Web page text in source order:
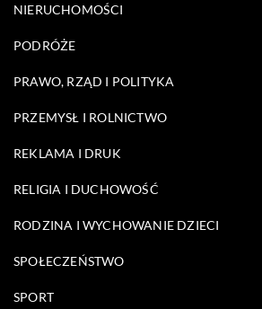
NIERUCHOMOŚCI
PODRÓŻE
PRAWO, RZĄD I POLITYKA
PRZEMYSŁ I ROLNICTWO
REKLAMA I DRUK
RELIGIA I DUCHOWOŚĆ
RODZINA I WYCHOWANIE DZIECI
SPOŁECZEŃSTWO
SPORT